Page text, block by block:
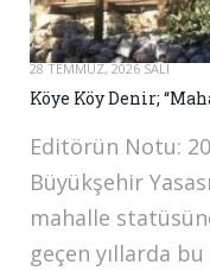
28 TEMMUZ, 2026 SALI
Köye Köy Denir;
Editörün Notu:
Büyükşehir
mahalle
geçen yıllarda